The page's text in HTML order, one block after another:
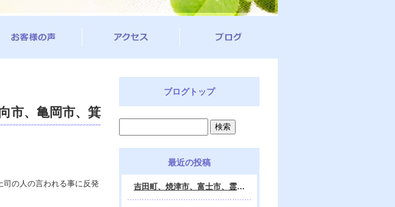
市、亀岡市、箕
の人の言われる事に反発
ブログトップ
最近の投稿
吉田町、焼津市、富士市、霊視鑑定 天龍・占いの館 Dahlia、対面・電話・オンライン鑑定、除霊、霊視鑑定、遠隔 除霊 口コミ、浄霊、交霊、祈祷、御祓い、四柱推命、姓名判断・九星気学・易・タロット・手相・数秘術・動物占い・姓名学・命運鑑定、開運、不安・苦痛・恐怖、悩み相談、スピリチュアルカウンセラー、ヒーリング、霊気治療、霊能力者、霊媒師、天龍知裕著、幸せを求めて、天の神様 VS 地獄の神様、宇宙の真理で未来は希望の光、この世で天国 あの世で天国、天龍知裕ブログ。